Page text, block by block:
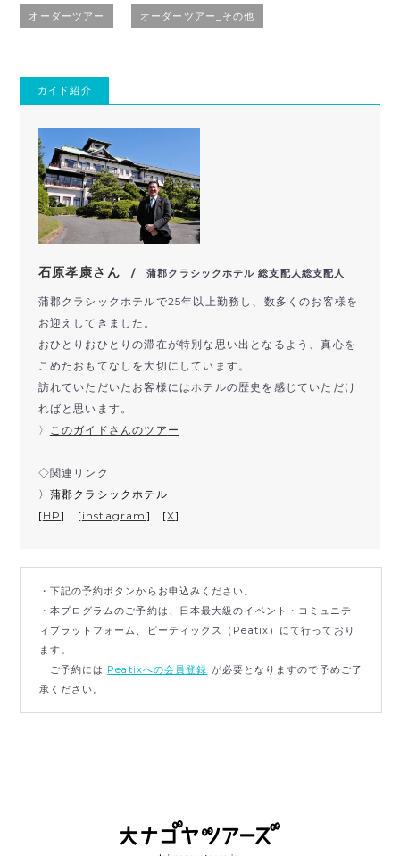
オーダーツアー オーダーツアー_その他
ガイド紹介
石原孝康さん / 蒲郡クラシックホテル 総支配人総支配人
蒲郡クラシックホテルで25年以上勤務し、数多くのお客様を
お迎えしてきました。
おひとりおひとりの滞在が特別な思い出となるよう、真心を
こめたおもてなしを大切にしています。
訪れていただいたお客様にはホテルの歴史を感じていただけ
ればと思います。
〉
このガイドさんのツア ー
◇関連リンク
〉蒲郡クラシックホテル
[HP] [instagram ] [X]
・下記の予約ボタンからお申込みください。
・本プログラムのご予約は、日本最大級のイベント・コミュニテ
ィプラットフォーム、ピーティックス（Peatix）にて行っており
ます。
ご予約には Peatixへの会員登録 が必要となりますので予めご了
承ください。